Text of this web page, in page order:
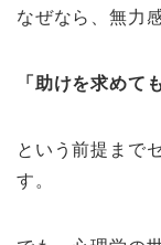
なぜなら、無力
「助けを求めて
という前提まで
す。